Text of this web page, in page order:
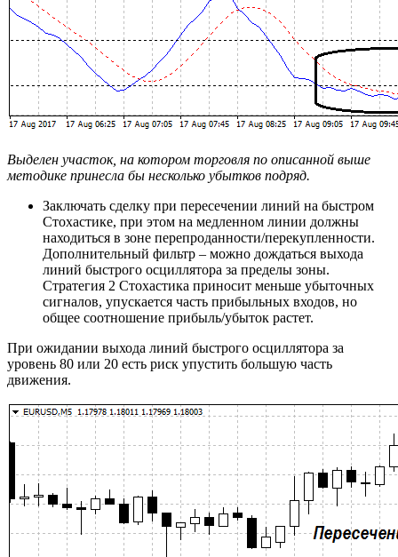
Выделен участок, на котором торговля по описанной выше
методике принесла бы несколько убытков подряд.
Заключать сделку при пересечении линий на быстром
Стохастике, при этом на медленном линии должны
находиться в зоне перепроданности/перекупленности.
Дополнительный фильтр – можно дождаться выхода
линий быстрого осциллятора за пределы зоны.
Стратегия 2 Стохастика приносит меньше убыточных
сигналов, упускается часть прибыльных входов, но
общее соотношение прибыль/убыток растет.
При ожидании выхода линий быстрого осциллятора за
уровень 80 или 20 есть риск упустить большую часть
движения.